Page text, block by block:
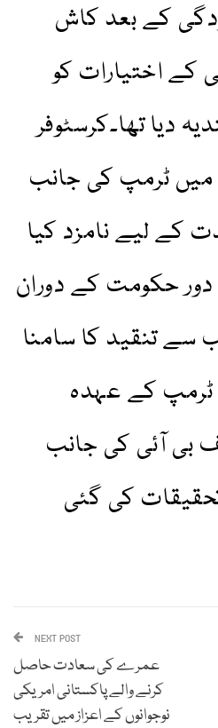
کے بعد کاش
کے اختیارات کو
دیا تھا۔کرسٹوفر
رے،جنہیں 2017 میں ٹرمپ کی جانب
مدت کے لیے نامزد کیا
دور حکومت کے دوران
سے تنقید کا سامنا
ٹرمپ کے عہدہ
بی آئی کی جانب
کی گئی
NEXT POST
عمرے کی سعادت حاصل
کرنے والے پاکستانی امریکی
نوجوانوں کے اعزاز میں تقریب